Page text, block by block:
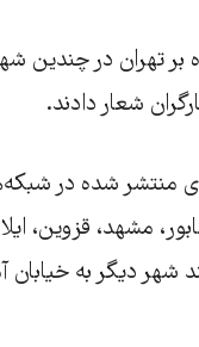
بر تهران در
شعار دادند.
منتشر شده در
مشهد، قزوین،
شهر دیگر به